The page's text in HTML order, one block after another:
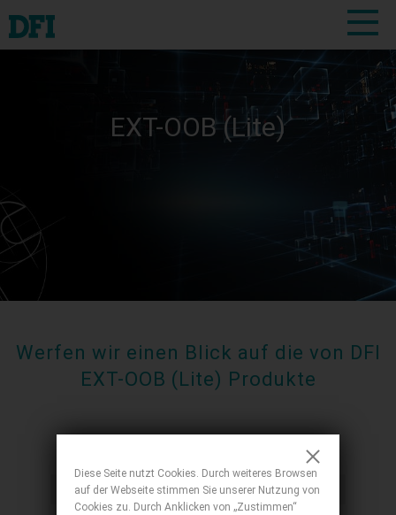
EXT-OOB (Lite)
Werfen wir einen Blick auf die von DFI
EXT-OOB (Lite) Produkte
Embedded-Board Products
Micro-ATX
Diese Seite nutzt Cookies. Durch weiteres Browsen
auf der Webseite stimmen Sie unserer Nutzung von
Cookies zu. Durch Anklicken von „Zustimmen“